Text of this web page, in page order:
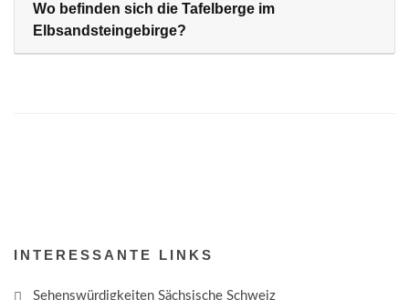
Wo befinden sich die Tafelberge im
Elbsandsteingebirge?
INTERESSANTE LINKS
Sehenswürdigkeiten Sächsische Schweiz